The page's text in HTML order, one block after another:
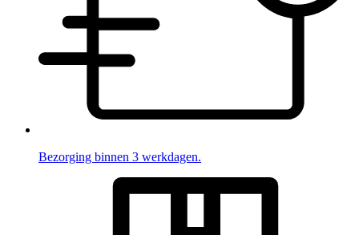
Bezorging binnen 3 werkdagen.